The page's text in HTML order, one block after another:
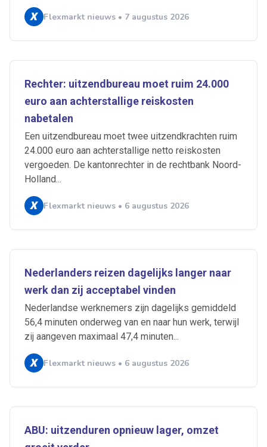
Flexmarkt nieuws • 7 augustus 2026
Rechter: uitzendbureau moet ruim 24.000
euro aan achterstallige reiskosten
nabetalen
Een uitzendbureau moet twee uitzendkrachten ruim
24.000 euro aan achterstallige netto reiskosten
vergoeden. De kantonrechter in de rechtbank Noord-
Holland...
Flexmarkt nieuws • 6 augustus 2026
Nederlanders reizen dagelijks langer naar
werk dan zij acceptabel vinden
Nederlandse werknemers zijn dagelijks gemiddeld
56,4 minuten onderweg van en naar hun werk, terwijl
zij aangeven maximaal 47,4 minuten...
Flexmarkt nieuws • 6 augustus 2026
ABU: uitzenduren opnieuw lager, omzet